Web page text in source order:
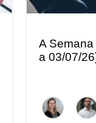
A
a 03/07/